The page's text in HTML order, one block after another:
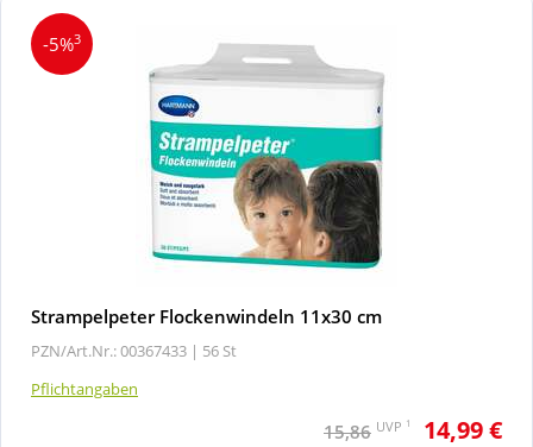
-5%3
Strampelpeter Flockenwindeln 11x30 cm
PZN/Art.Nr.: 00367433 | 56 St
Pflichtangaben
15,86 UVP 1 14,99 €